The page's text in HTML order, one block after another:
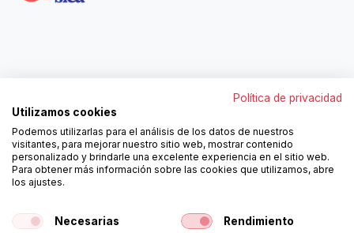
962250313
ortola@ortola-sa.es
Av. d'Albaida, s/n
46840 La Pobla del Duc (Valencia)
¡Síguenos!
Política de privacidad
Utilizamos cookies
Podemos utilizarlas para el análisis de los datos de nuestros
visitantes, para mejorar nuestro sitio web, mostrar contenido
personalizado y brindarle una excelente experiencia en el sitio web.
Para obtener más información sobre las cookies que utilizamos, abre
los ajustes.
Necesarias Rendimiento